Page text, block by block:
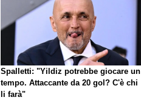
Spalletti: "Yildiz potrebbe giocare un
tempo. Attaccante da 20 gol? C'è chi
li farà"